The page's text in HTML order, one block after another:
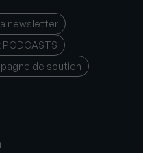
newsletter
PODCASTS
de soutien